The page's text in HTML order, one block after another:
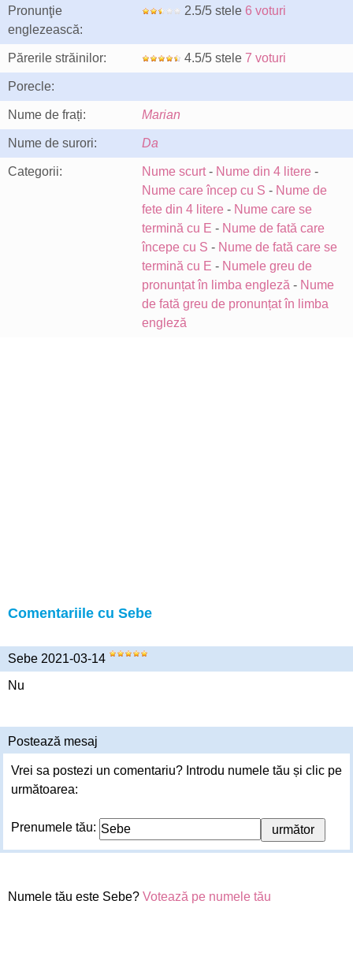
Pronunţie
englezească:
2.5/5 stele 6 voturi
Părerile străinilor: 4.5/5 stele 7 voturi
Porecle:
Nume de frați: Marian
Nume de surori: Da
Categorii: Nume scurt- Nume din 4 litere -
Nume care încep cu S - Nume de
fete din 4 litere - Nume care se
termină cu E - Nume de fată care
începe cu S - Nume de fată care se
termină cu E - Numele greu de
pronunțat în limba engleză - Nume
de fată greu de pronunțat în limba
engleză
Comentariile cu Sebe
Sebe 2021-03-14
Nu
Postează mesaj
Vrei sa postezi un comentariu? Introdu numele tău și clic pe
următoarea:
Prenumele tău:
Numele tău este Sebe? Votează pe numele tău